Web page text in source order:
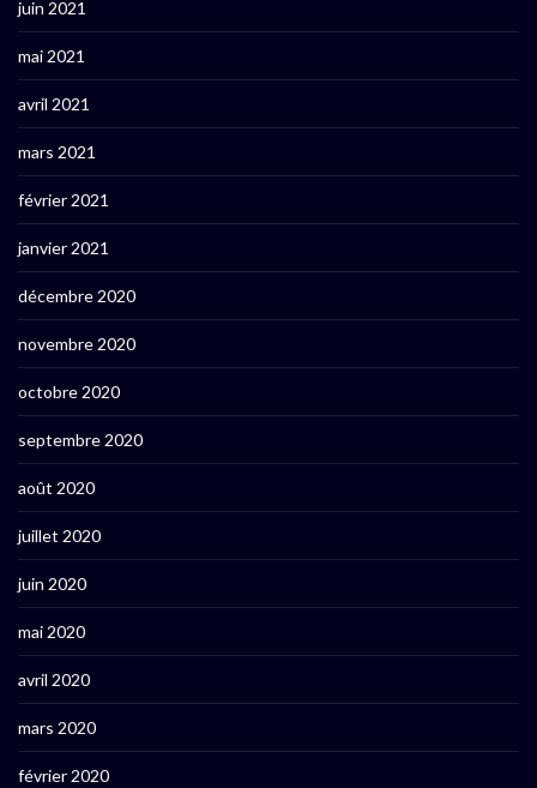
juin 2021
mai 2021
avril 2021
mars 2021
février 2021
janvier 2021
décembre 2020
novembre 2020
octobre 2020
septembre 2020
août 2020
juillet 2020
juin 2020
mai 2020
avril 2020
mars 2020
février 2020